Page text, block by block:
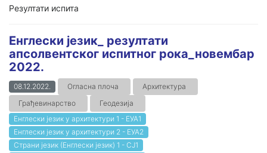
Резултати испита
Енглески језик_ резултати
апсолвентског испитног рока_новембар
2022.
08.12.2022. Огласна плоча
Архитектура
Грађевинарство
Геодезија
Енглески језик у архитектури 1 - ЕУА1
Енглески језик у архитектури 2 - ЕУА2
Страни језик (Енглески језик) 1 - СЈ1